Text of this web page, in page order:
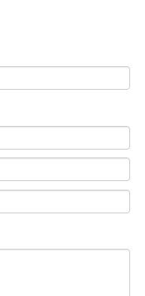
de soldadura de
ultrasónica es una